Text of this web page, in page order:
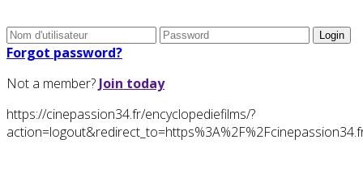
Forgot password?
Not a member? Join today
https://cinepassion34.fr/encyclopediefilms/?